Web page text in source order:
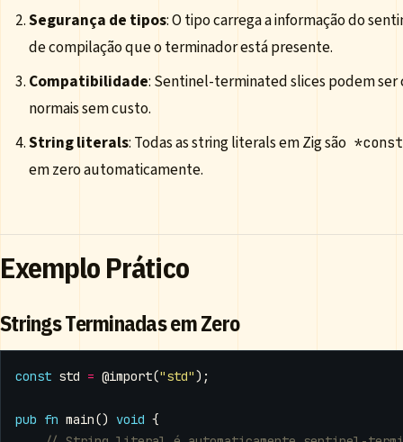
Segurança de tipos: O tipo carrega a informação do
de compilação que o terminador está presente.
Compatibilidade: Sentinel-terminated slices podem ser
normais sem custo.
String literals: Todas as string literals em Zig são
em zero automaticamente.
Exemplo Prático
Strings Terminadas em Zero
const std = @import("std");
pub fn main() void {